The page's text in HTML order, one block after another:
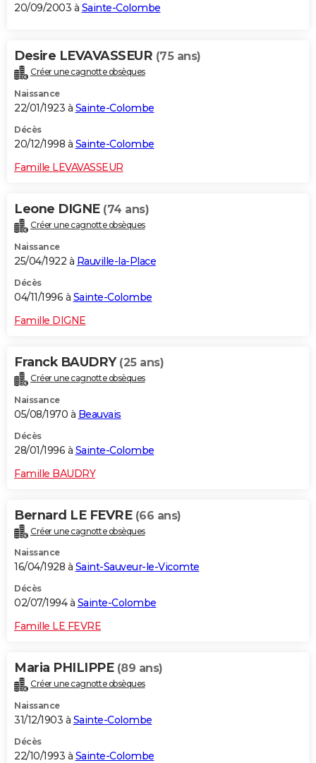
20/09/2003 à Sainte-Colombe
Desire LEVAVASSEUR (75 ans)
Créer une cagnotte obsèques
Naissance
22/01/1923 à Sainte-Colombe
Décès
20/12/1998 à Sainte-Colombe
Famille LEVAVASSEUR
Leone DIGNE (74 ans)
Créer une cagnotte obsèques
Naissance
25/04/1922 à Rauville-la-Place
Décès
04/11/1996 à Sainte-Colombe
Famille DIGNE
Franck BAUDRY (25 ans)
Créer une cagnotte obsèques
Naissance
05/08/1970 à Beauvais
Décès
28/01/1996 à Sainte-Colombe
Famille BAUDRY
Bernard LE FEVRE (66 ans)
Créer une cagnotte obsèques
Naissance
16/04/1928 à Saint-Sauveur-le-Vicomte
Décès
02/07/1994 à Sainte-Colombe
Famille LE FEVRE
Maria PHILIPPE (89 ans)
Créer une cagnotte obsèques
Naissance
31/12/1903 à Sainte-Colombe
Décès
22/10/1993 à Sainte-Colombe